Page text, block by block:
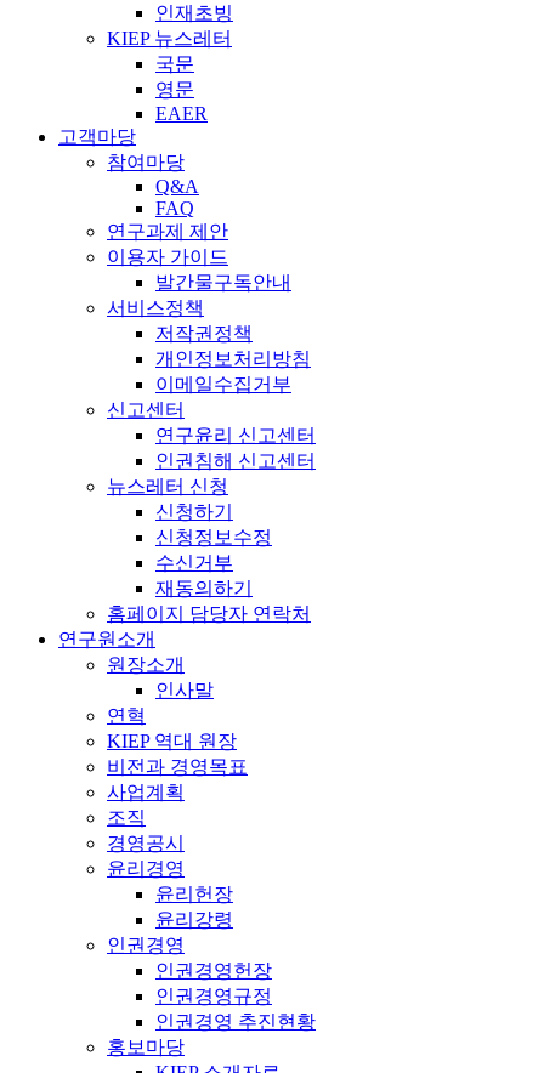
인재초빙
KIEP 뉴스레터
국문
영문
EAER
고객마당
참여마당
Q&A
FAQ
연구과제 제안
이용자 가이드
발간물구독안내
서비스정책
저작권정책
개인정보처리방침
이메일수집거부
신고센터
연구윤리 신고센터
인권침해 신고센터
뉴스레터 신청
신청하기
신청정보수정
수신거부
재동의하기
홈페이지 담당자 연락처
연구원소개
원장소개
인사말
연혁
KIEP 역대 원장
비전과 경영목표
사업계획
조직
경영공시
윤리경영
윤리헌장
윤리강령
인권경영
인권경영헌장
인권경영규정
인권경영 추진현황
홍보마당